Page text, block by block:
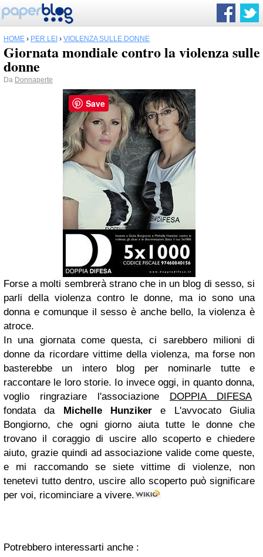
HOME › PER LEI › VIOLENZA SULLE DONNE
Giornata mondiale contro la violenza sulle
donne
Da Donnaperte
Forse a molti sembrerà strano che in un blog di sesso, si
parli della violenza contro le donne, ma io sono una
donna e comunque il sesso è anche bello, la violenza è
atroce.
In una giornata come questa, ci sarebbero milioni di
donne da ricordare vittime della violenza, ma forse non
basterebbe un intero blog per nominarle tutte e
raccontare le loro storie. Io invece oggi, in quanto donna,
voglio ringraziare l'associazione DOPPIA DIFESA
fondata da Michelle Hunziker e L'avvocato Giulia
Bongiorno, che ogni giorno aiuta tutte le donne che
trovano il coraggio di uscire allo scoperto e chiedere
aiuto, grazie quindi ad associazione valide come queste,
e mi raccomando se siete vittime di violenze, non
tenetevi tutto dentro, uscire allo scoperto può significare
per voi, ricominciare a vivere.
Potrebbero interessarti anche :
Save